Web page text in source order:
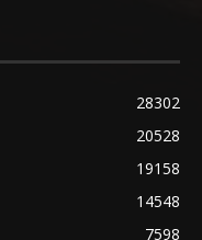
28302
20528
19158
14548
7598